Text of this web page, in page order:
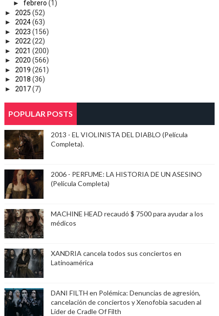
► febrero (1)
► 2025 (52)
► 2024(63)
► 2023 (156)
► 2022 (22)
► 2021 (200)
► 2020 (566)
► 2019 (261)
► 2018 (36)
► 2017(7)
POPULAR POSTS
2013 - EL VIOLINISTA DEL DIABLO (Película
Completa).
2006 - PERFUME: LA HISTORIA DE UN ASESINO
(Película Completa)
MACHINE HEAD recaudó $ 7500 para ayudar a los
médicos
XANDRIA cancela todos sus conciertos en
Latinoamérica
DANI FILTH en Polémica: Denuncias de agresión,
cancelación de conciertos y Xenofobia sacuden al
Lider de Cradle Of Filth